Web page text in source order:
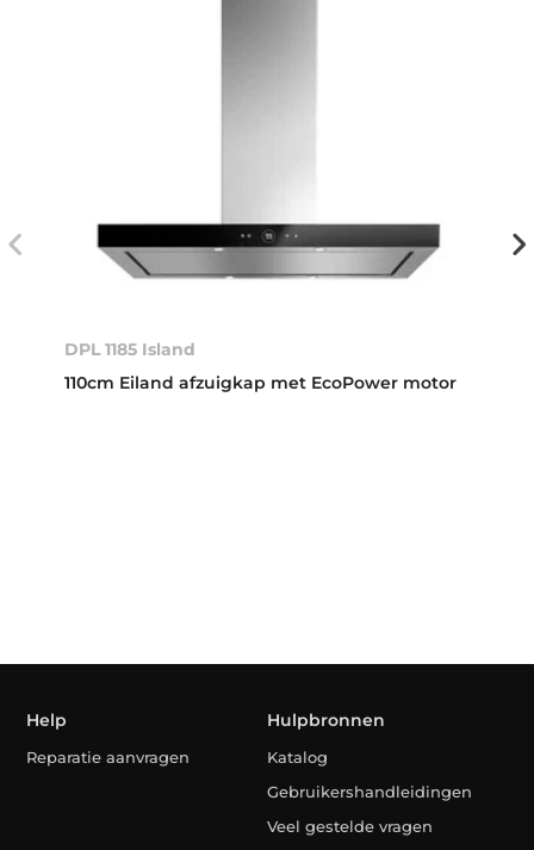
DPL 1185 Island
110cm Eiland afzuigkap met EcoPower motor
Help
Reparatie aanvragen
Hulpbronnen
Katalog
Gebruikershandleidingen
Veel gestelde vragen